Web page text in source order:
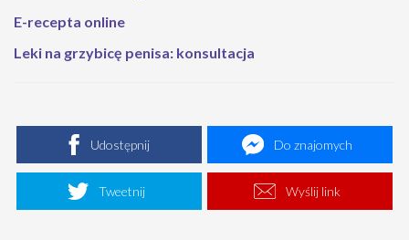
E-recepta online
Leki na grzybicę penisa: konsultacja
Udostępnij Do znajomych
Tweetnij Wyślij link